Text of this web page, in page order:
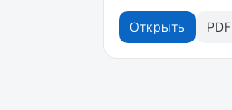
Открыть PDF